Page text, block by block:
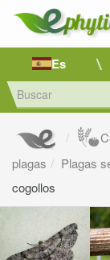
Es
plagas
Plagas
cogollos